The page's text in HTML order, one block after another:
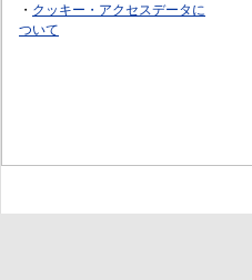
・ クッキー・アクセスデータに
ついて